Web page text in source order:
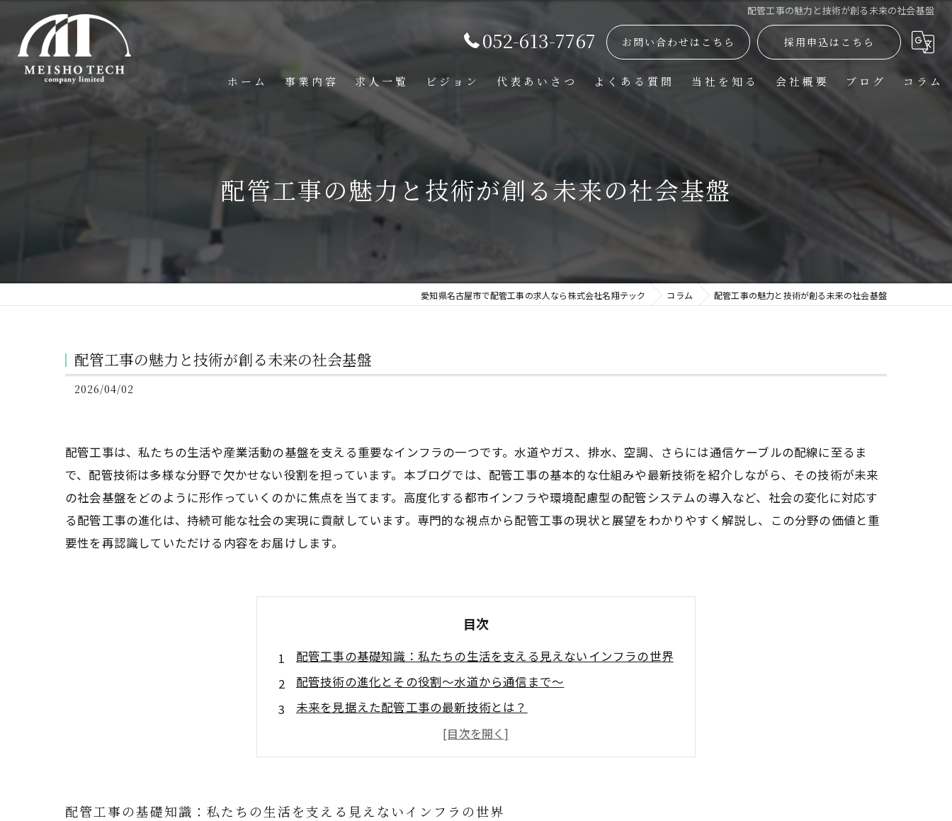
配管工事の魅力と技術が創る未来の社会基盤
052-613-7767 お問い合わせはこちら 採用申込はこちら
ホーム 事業内容 求人一覧 ビジョン 代表あいさつ よくある質問 当社を知る
施工管理
未経験
会社概要 ブログ コラム
配管工事の魅力と技術が創る未来の社会基盤
愛知県名古屋市で配管工事の求人なら株式会社名翔テック コラム 配管工事の魅力と技術が創る未来の社会基盤
配管工事の魅力と技術が創る未来の社会基盤
2026/04/02
配管工事は、私たちの生活や産業活動の基盤を支える重要なインフラの一つです。水道やガス、排水、空調、さらには通信ケーブルの配線に至るま
で、配管技術は多様な分野で欠かせない役割を担っています。本ブログでは、配管工事の基本的な仕組みや最新技術を紹介しながら、その技術が未来
の社会基盤をどのように形作っていくのかに焦点を当てます。高度化する都市インフラや環境配慮型の配管システムの導入など、社会の変化に対応す
る配管工事の進化は、持続可能な社会の実現に貢献しています。専門的な視点から配管工事の現状と展望をわかりやすく解説し、この分野の価値と重
要性を再認識していただける内容をお届けします。
目次
配管工事の基礎知識：私たちの生活を支える見えないインフラの世界
配管技術の進化とその役割〜水道から通信まで〜
未来を見据えた配管工事の最新技術とは？
環境に優しい配管システム導入で実現する持続可能な社会
配管工事が創る未来の社会基盤：技術がもたらす安全と安心
配管工事の価値と重要性を再認識しよう：未来社会への貢献
配管工事の基礎知識：私たちの生活を支える見えないインフラの世界